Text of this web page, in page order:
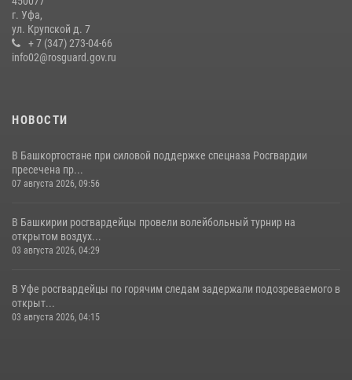
03 августа 2026, 04:41
Сотрудники вневедомственной охраны Росгвардии задержали
нарушителя после сообщения об угрозе с оружием
г. Уфа,
ул. Крупской д. 7
+ 7 (347) 273-04-66
info02@rosguard.gov.ru
НОВОСТИ
В Башкортостане при силовой поддержке спецназа Росгвардии
пресечена пр...
07 августа 2026, 09:56
В Башкирии росгвардейцы провели волейбольный турнир на
открытом воздух...
03 августа 2026, 04:29
В Уфе росгвардейцы по горячим следам задержали подозреваемого в
открыт...
03 августа 2026, 04:15